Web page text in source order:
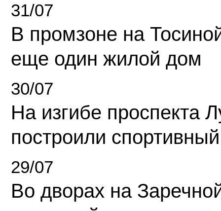
31/07
В промзоне на
еще один жилой дом
30/07
На изгибе проспекта
построили
29/07
Во дворах на